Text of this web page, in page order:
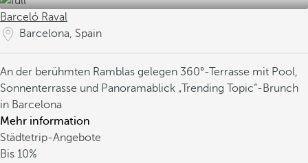
Barceló Raval
Barcelona, Spain
An der berühmten Ramblas gelegen 360°-Terrasse mit Pool,
Sonnenterrasse und Panoramablick „Trending Topic“-Brunch
in Barcelona
Mehr information
Städtetrip-Angebote
Bis 10%